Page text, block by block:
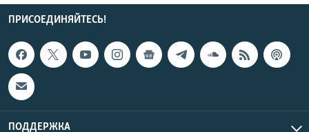
ПРИСОЕДИНЯЙТЕСЬ!
ПОДДЕРЖКА